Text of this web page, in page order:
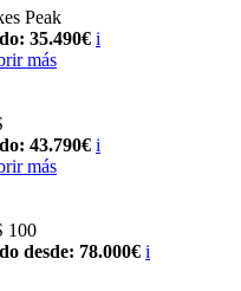
Peak
35.490€ i
más
43.790€ i
más
100
desde: 78.000€ i